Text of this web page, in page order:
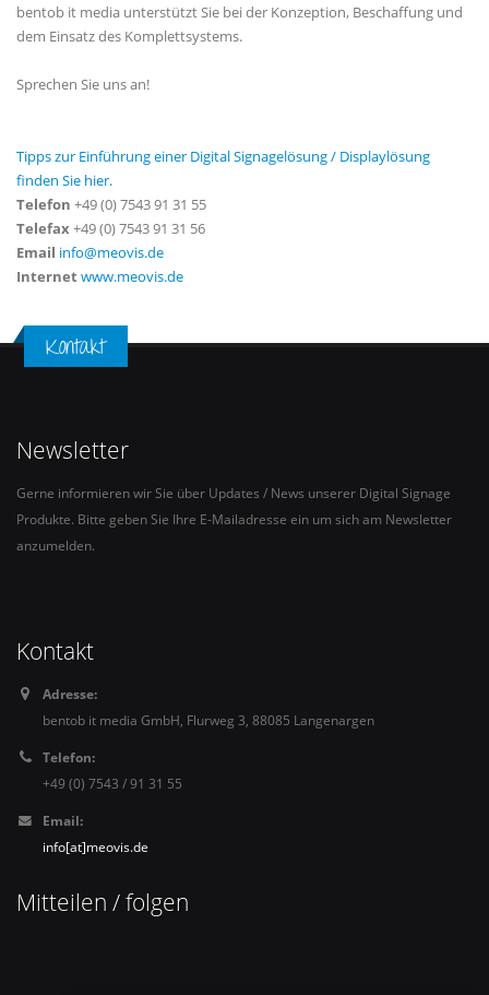
bentob it media unterstützt Sie bei der Konzeption, Beschaffung und
dem Einsatz des Komplettsystems.
Sprechen Sie uns an!
Tipps zur Einführung einer Digital Signagelösung / Displaylösung
finden Sie hier.
Telefon +49 (0) 7543 91 31 55
Telefax +49 (0) 7543 91 31 56
Email info@meovis.de
Internet www.meovis.de
Kontakt
Newsletter
Gerne informieren wir Sie über Updates / News unserer Digital Signage
Produkte. Bitte geben Sie Ihre E-Mailadresse ein um sich am Newsletter
anzumelden.
Kontakt
Adresse:
bentob it media GmbH, Flurweg 3, 88085 Langenargen
Telefon:
+49 (0) 7543 / 91 31 55
Email:
info[at]meovis.de
Mitteilen / folgen